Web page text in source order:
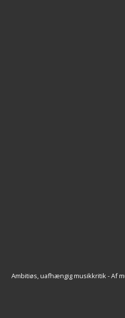
Ambitiøs, uafhængig musikkritik - Af